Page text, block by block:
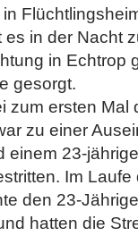
in der Nacht
in Echtrop
gesorgt.
zum ersten Mal
zu einer
einem 23-
Im
den 23-
hatten die